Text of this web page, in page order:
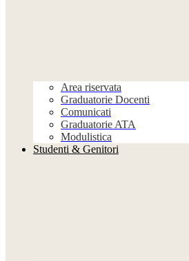
Area riservata
Graduatorie Docenti
Comunicati
Graduatorie ATA
Modulistica
Studenti & Genitori